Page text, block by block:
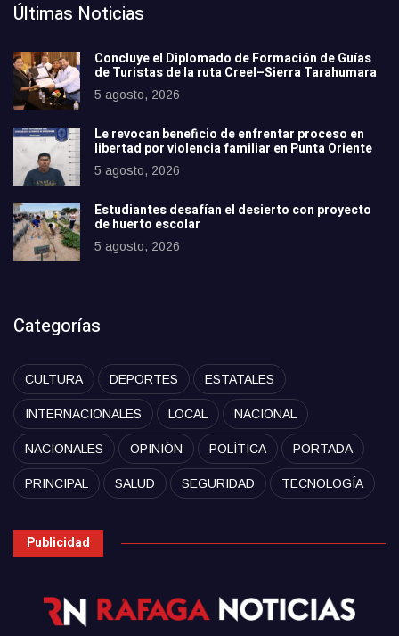
Últimas Noticias
Concluye el Diplomado de Formación de Guías
de Turistas de la ruta Creel–Sierra Tarahumara
5 agosto, 2026
Le revocan beneficio de enfrentar proceso en
libertad por violencia familiar en Punta Oriente
5 agosto, 2026
Estudiantes desafían el desierto con proyecto
de huerto escolar
5 agosto, 2026
Categorías
CULTURA DEPORTES ESTATALES
INTERNACIONALES LOCAL NACIONAL
NACIONALES OPINIÓN POLÍTICA PORTADA
PRINCIPAL SALUD SEGURIDAD TECNOLOGÍA
Publicidad